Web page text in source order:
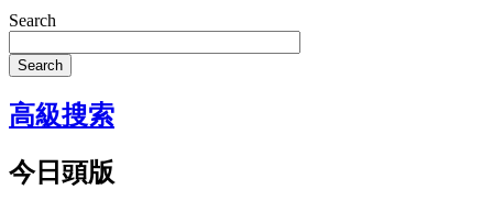
Search
Search
高級搜索
今日頭版